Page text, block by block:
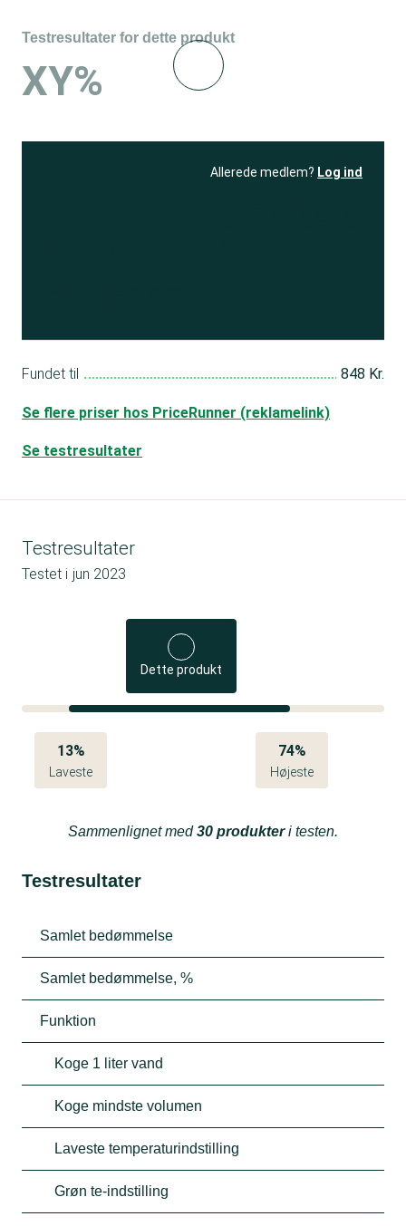
Testresultater for dette produkt
XY%
Allerede medlem? Log ind
Fundet til 848 Kr.
Se flere priser hos PriceRunner (reklamelink)
Se testresultater
Testresultater
Testet i jun 2023
Dette produkt
13%
Laveste
74%
Højeste
Sammenlignet med30 produkteri testen.
Testresultater
Samlet bedømmelse
Samlet bedømmelse, %
Funktion
Koge 1 liter vand
Koge mindste volumen
Laveste temperaturindstilling
Grøn te-indstilling